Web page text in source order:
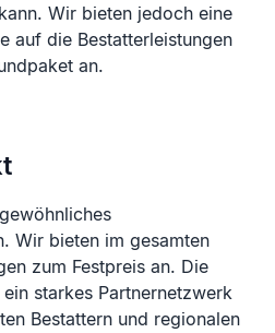
Wir bieten jedoch eine
auf die Bestatterleistungen
an.
Wir bieten im gesamten
zum Festpreis an. Die
starkes Partnernetzwerk
Bestattern und regionalen